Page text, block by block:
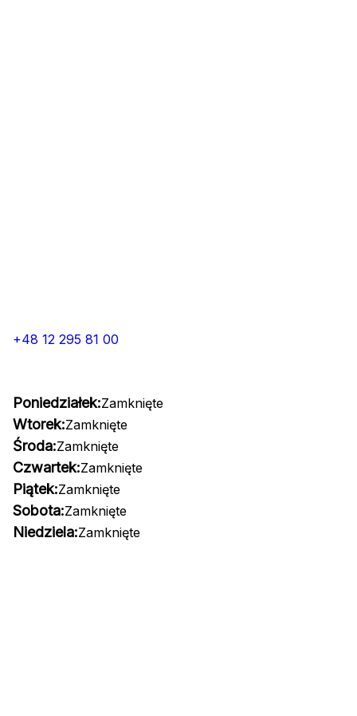
+48 12 295 81 00
Poniedziałek:Zamknięte
Wtorek:Zamknięte
Środa:Zamknięte
Czwartek:Zamknięte
Piątek:Zamknięte
Sobota:Zamknięte
Niedziela:Zamknięte